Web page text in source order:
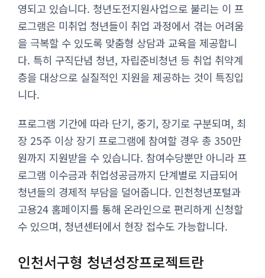
영되고 있습니다. 청년도전지원사업으로 불리는 이 프
로그램은 미취업 청년들이 취업 과정에서 겪는 어려움
을 극복할 수 있도록 맞춤형 상담과 교육을 제공합니
다. 특히 구직단념 청년, 자립준비청년 등 취업 취약계
층을 대상으로 실질적인 지원을 제공하는 것이 특징입
니다.
프로그램 기간에 따라 단기, 중기, 장기로 구분되며, 최
장 25주 이상 장기 프로그램에 참여할 경우 총 350만
원까지 지원받을 수 있습니다. 참여수당뿐만 아니라 프
로그램 이수금과 취업성공금까지 단계별로 지급되어
청년들의 경제적 부담을 덜어줍니다. 인천청년포털과
고용24 홈페이지를 통해 온라인으로 편리하게 신청할
수 있으며, 청년센터에서 현장 접수도 가능합니다.
인천서구형 청년성장프로젝트란